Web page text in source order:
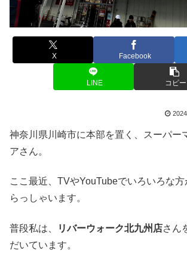
X Facebook
LINE コピー
神奈川県川崎市に本部を置く、スーパー
アさん。
ここ最近、TVやYouTubeでいろいろな
らっしゃいます。
普段私は、 リバーウォーク北九州店さん
だいています。